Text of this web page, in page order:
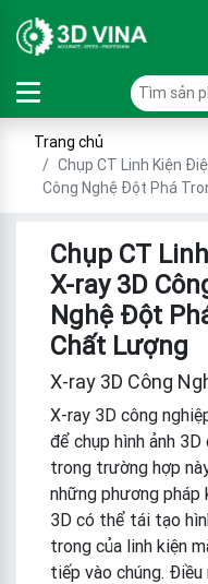
Trang chủ
Chụp CT Linh Kiện
Công Nghệ Đột Phá
Chụp CT
X-ray 3D
Nghệ Đột
Chất Lượng
X-ray 3D Công
X-ray 3D công
để chụp hình ảnh
trong trường hợp
những phương
3D có thể tái tạo
trong của linh kiện
tiếp vào chúng.